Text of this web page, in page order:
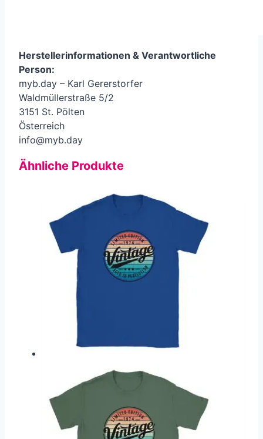
Herstellerinformationen & Verantwortliche
Person:
myb.day – Karl Gererstorfer
Waldmüllerstraße 5/2
3151 St. Pölten
Österreich
info@myb.day
Ähnliche Produkte